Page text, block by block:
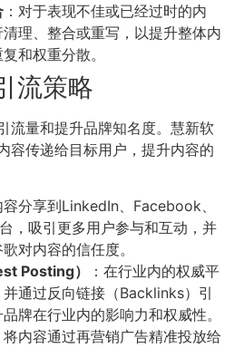
：对于表现不佳或已经过时的内
理、整合或重写，以提升整体内
和权重分散。
流策略
流量和提升品牌知名度。慧新软
容传递给目标用户，提升内容的
容分享到LinkedIn、Facebook、
，吸引更多用户参与和互动，并
对内容的信任度。
Posting）
：在行业内的权威平
通过反向链接（Backlinks）引
牌在行业内的影响力和权威性。
将内容通过再营销广告精准投放给